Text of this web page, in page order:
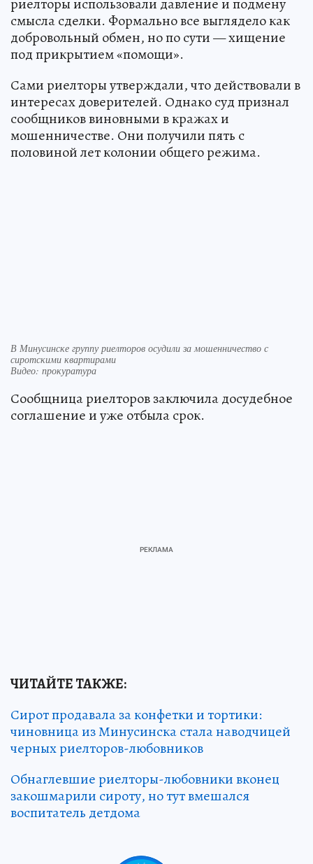
смысла сделки. Формально все выглядело как
добровольный обмен, но по сути — хищение
под прикрытием «помощи».
Сами риелторы утверждали, что действовали в
интересах доверителей. Однако суд признал
сообщников виновными в кражах и
мошенничестве. Они получили пять с
половиной лет колонии общего режима.
В Минусинске группу риелторов осудили за мошенничество с
сиротскими квартирами
Видео: прокуратура
Сообщница риелторов заключила досудебное
соглашение и уже отбыла срок.
ЧИТАЙТЕ ТАКЖЕ:
Сирот продавала за конфетки и тортики:
чиновница из Минусинска стала наводчицей
черных риелторов-любовников
Обнаглевшие риелторы-любовники вконец
закошмарили сироту, но тут вмешался
воспитатель детдома